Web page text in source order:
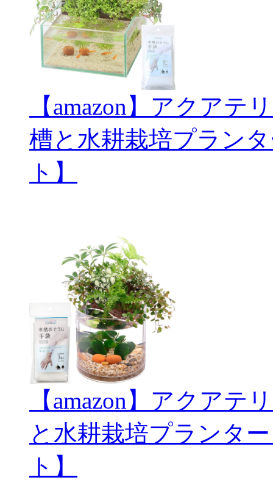
【amazon】アクアテ
槽と水耕栽培プラン
ト】
【amazon】アクアテ
と水耕栽培プランタ
ト】